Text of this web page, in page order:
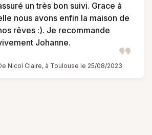
un très bon suivi. Grace à
nous avons enfin la maison de
rêves :). Je recommande
Johanne.
Nicol Claire, à Toulouse le 25/08/2023